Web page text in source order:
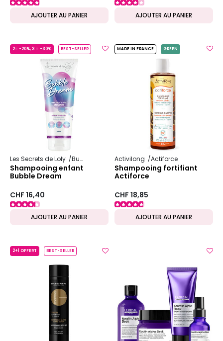
AJOUTER AU PANIER AJOUTER AU PANIER
2= -20%, 3 = -30% BEST-SELLER
Les Secrets de Loly Bubble
Shampooing enfant
Bubble Dream
CHF 16,40
AJOUTER AU PANIER
MADE IN FRANCE GREEN
Activilong Actiforce
Shampooing fortifiant
Actiforce
CHF 18,85
AJOUTER AU PANIER
2+1 OFFERT BEST-SELLER